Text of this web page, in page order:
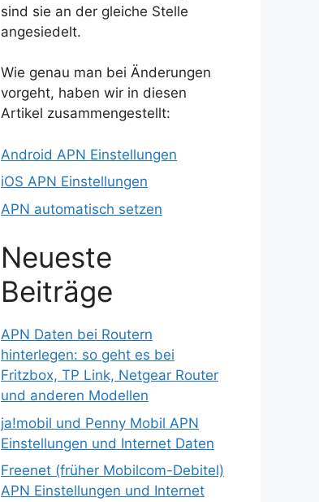
sind sie an der gleiche Stelle
angesiedelt.
Wie genau man bei Änderungen
vorgeht, haben wir in diesen
Artikel zusammengestellt:
Android APN Einstellungen
iOS APN Einstellungen
APN automatisch setzen
Neueste
Beiträge
APN Daten bei Routern
hinterlegen: so geht es bei
Fritzbox, TP Link, Netgear Router
und anderen Modellen
ja!mobil und Penny Mobil APN
Einstellungen und Internet Daten
Freenet (früher Mobilcom-Debitel)
APN Einstellungen und Internet